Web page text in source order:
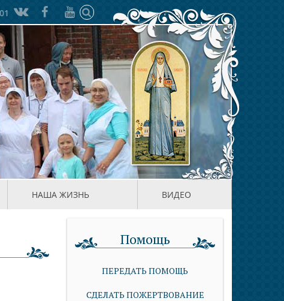
НАША ЖИЗНЬ ВИДЕО
Помощь
ПЕРЕДАТЬ ПОМОЩЬ
СДЕЛАТЬ ПОЖЕРТВОВАНИЕ